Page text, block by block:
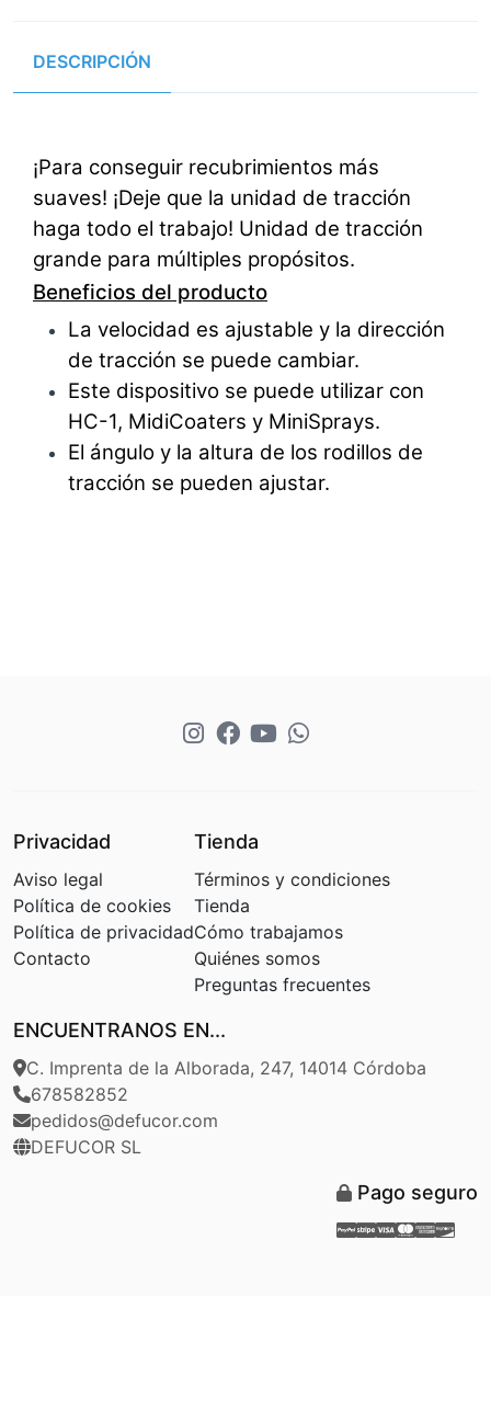
DESCRIPCIÓN
¡Para conseguir recubrimientos más
suaves! ¡Deje que la unidad de tracción
haga todo el trabajo! Unidad de tracción
grande para múltiples propósitos.
Beneficios del producto
La velocidad es ajustable y la dirección
de tracción se puede cambiar.
Este dispositivo se puede utilizar con
HC-1, MidiCoaters y MiniSprays.
El ángulo y la altura de los rodillos de
tracción se pueden ajustar.
Privacidad
Aviso legal
Política de cookies
Política de privacidad
Contacto
Tienda
Términos y condiciones
Tienda
Cómo trabajamos
Quiénes somos
Preguntas frecuentes
ENCUENTRANOS EN...
C. Imprenta de la Alborada, 247, 14014 Córdoba
678582852
pedidos@defucor.com
DEFUCOR SL
Pago seguro
Paypal
Stripe
Visa